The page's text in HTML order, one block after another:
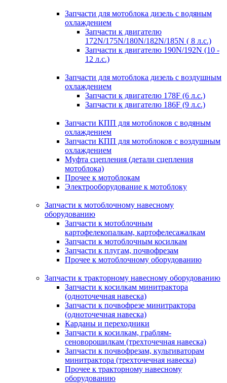
Запчасти для мотоблока дизель с водяным
охлаждением
Запчасти к двигателю
172N/175N/180N/182N/185N ( 8 л.с.)
Запчасти к двигателю 190N/192N (10 -
12 л.с.)
Запчасти для мотоблока дизель с воздушным
охлаждением
Запчасти к двигателю 178F (6 л.с.)
Запчасти к двигателю 186F (9 л.с.)
Запчасти КПП для мотоблоков с водяным
охлаждением
Запчасти КПП для мотоблоков с воздушным
охлаждением
Муфта сцепления (детали сцепления
мотоблока)
Прочее к мотоблокам
Электрооборудование к мотоблоку
Запчасти к мотоблочному навесному
оборудованию
Запчасти к мотоблочным
картофелекопалкам, картофелесажалкам
Запчасти к мотоблочным косилкам
Запчасти к плугам, почвофрезам
Прочее к мотоблочному оборудованию
Запчасти к тракторному навесному оборудованию
Запчасти к косилкам минитрактора
(одноточечная навеска)
Запчасти к почвофрезе минитрактора
(одноточечная навеска)
Карданы и переходники
Запчасти к косилкам, граблям-
сеноворошилкам (трехточечная навеска)
Запчасти к почвофрезам, культиваторам
минитрактора (трехточечная навеска)
Прочее к тракторному навесному
оборудованию